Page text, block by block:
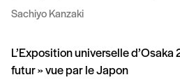
Sachiyo Kanzaki
L’Exposition universelle
futur » vue par le Japon